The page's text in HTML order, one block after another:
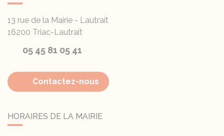
13 rue de la Mairie - Lautrait
16200 Triac-Lautrait
05 45 81 05 41
Contactez-nous
HORAIRES DE LA MAIRIE